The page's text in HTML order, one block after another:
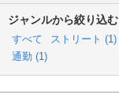
ジャンルから絞り込む
すべて ストリート (1)
通勤 (1)